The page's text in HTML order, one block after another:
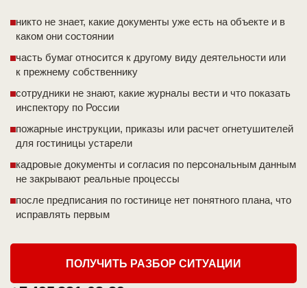
никто не знает, какие документы уже есть на объекте и в
каком они состоянии
часть бумаг относится к другому виду деятельности или
к прежнему собственнику
сотрудники не знают, какие журналы вести и что показать
инспектору по России
пожарные инструкции, приказы или расчет огнетушителей
для гостиницы устарели
кадровые документы и согласия по персональным данным
не закрывают реальные процессы
после предписания по гостинице нет понятного плана, что
исправлять первым
ПОЛУЧИТЬ РАЗБОР СИТУАЦИИ